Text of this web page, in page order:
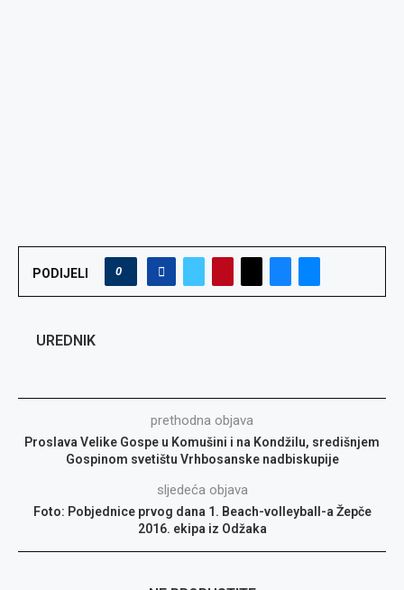
PODIJELI 0
UREDNIK
prethodna objava
Proslava Velike Gospe u Komušini i na Kondžilu, središnjem
Gospinom svetištu Vrhbosanske nadbiskupije
sljedeća objava
Foto: Pobjednice prvog dana 1. Beach-volleyball-a Žepče
2016. ekipa iz Odžaka